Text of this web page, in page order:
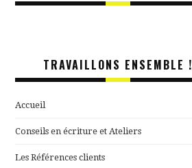
TRAVAILLONS ENSEMBLE !
Accueil
Conseils en écriture et Ateliers
Les Références clients